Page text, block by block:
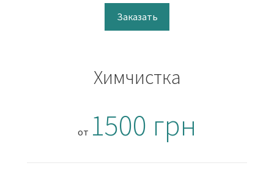
Заказать
Химчистка
от 1500 грн